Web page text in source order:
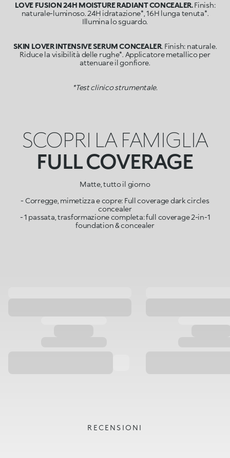
LOVE FUSION 24H MOISTURE RADIANT CONCEALER.Finish:
naturale-luminoso. 24H idratazione*, 16H lunga tenuta*.
Illumina lo sguardo.
SKIN LOVER INTENSIVE SERUM CONCEALER. Finish: naturale.
Riduce la visibilità delle rughe*. Applicatore metallico per
attenuare il gonfiore.
*Test clinico strumentale.
SCOPRI LA FAMIGLIA
FULL COVERAGE
Matte, tutto il giorno
- Corregge, mimetizza e copre: Full coverage dark circles
concealer
- 1 passata, trasformazione completa: full coverage 2-in-1
foundation & concealer
RECENSIONI